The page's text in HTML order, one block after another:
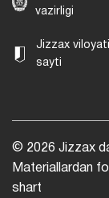
vazirligi
Jizzax
sayti
© 2026 Jizzax
Materiallardan
shart